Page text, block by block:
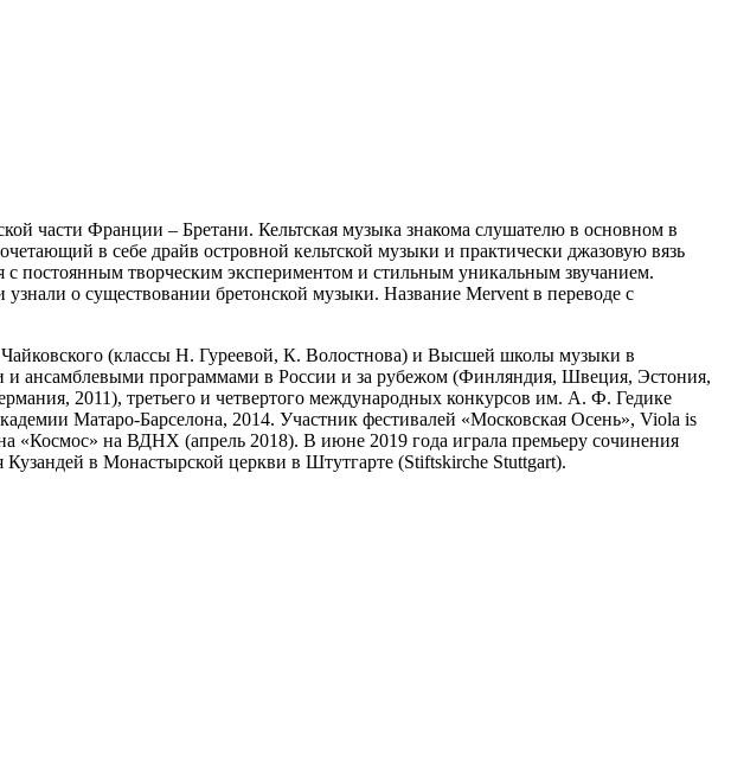
части Франции – Бретани. Кельтская музыка знакома слушателю в основном в
в себе драйв островной кельтской музыки и практически джазовую вязь
постоянным творческим экспериментом и стильным уникальным звучанием.
о существовании бретонской музыки. Название Mervent в переводе с
(классы Н. Гуреевой, К. Волостнова) и Высшей школы музыки в
и ансамблевыми программами в России и за рубежом (Финляндия, Швеция, Эстония,
2011), третьего и четвертого международных конкурсов им. А. Ф. Гедике
Матаро-Барселона, 2014. Участник фестивалей «Московская Осень», Viola is
«Космос» на ВДНХ (апрель 2018). В июне 2019 года играла премьеру сочинения
в Монастырской церкви в Штутгарте (Stiftskirche Stuttgart).